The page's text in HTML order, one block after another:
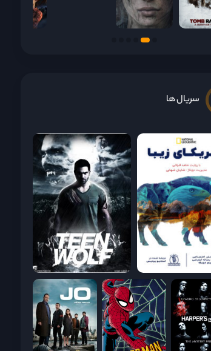
سریال ها